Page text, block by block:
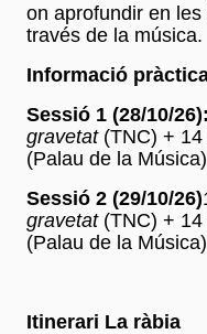
on aprofundir en
través de la música.
Informació
Sessió 1 (28/10/26):
gravetat(TNC) + 14
(Palau de la Música)
Sessió 2 (29/10/26)
gravetat(TNC) + 14
(Palau de la Música)
Itinerari La ràbia